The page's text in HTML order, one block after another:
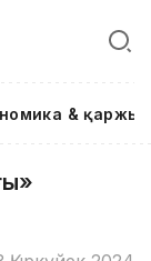
& қаржы